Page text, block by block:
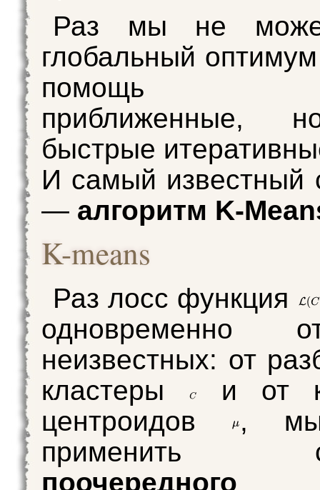
Раз мы не
глобальный
помощь
приближенные,
быстрые
И самый известный
— алгоритм K-
K-means
Раз лосс функция
одновременно
неизвестных: от
кластеры
и от
центроидов
,
применить